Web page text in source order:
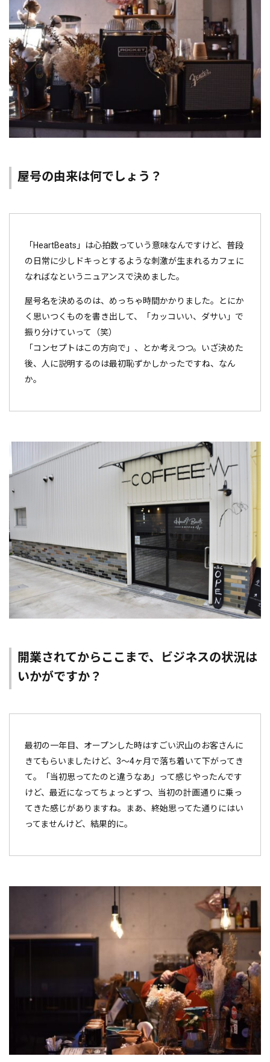
屋号の由来は何でしょう？
「HeartBeats」は心拍数っていう意味なんですけど、普段
の日常に少しドキっとするような刺激が生まれるカフェに
なればなというニュアンスで決めました。
屋号名を決めるのは、めっちゃ時間かかりました。とにか
く思いつくものを書き出して、「カッコいい、ダサい」で
振り分けていって（笑）
「コンセプトはこの方向で」、とか考えつつ。いざ決めた
後、人に説明するのは最初恥ずかしかったですね、なん
か。
開業されてからここまで、ビジネスの状況は
いかがですか？
最初の一年目、オープンした時はすごい沢山のお客さんに
きてもらいましたけど、3～4ヶ月で落ち着いて下がってき
て。「当初思ってたのと違うなあ」って感じやったんです
けど、最近になってちょっとずつ、当初の計画通りに乗っ
てきた感じがありますね。まあ、終始思ってた通りにはい
ってませんけど、結果的に。